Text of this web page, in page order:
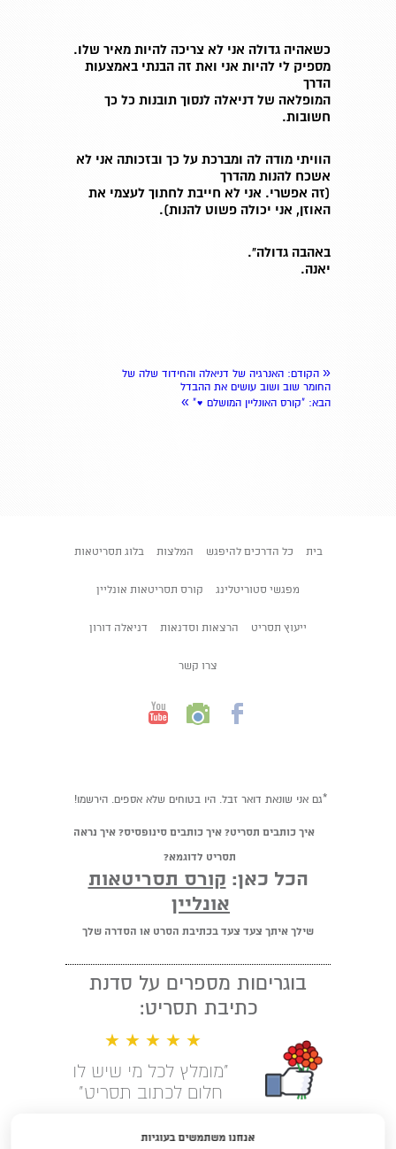
כשאהיה גדולה אני לא צריכה להיות מאיר שלו.
מספיק לי להיות אני ואת זה הבנתי באמצעות
הדרך
המופלאה של דניאלה לנסוך תובנות כל כך
חשובות.
הוויתי מודה לה ומברכת על כך ובזכותה אני לא
אשכח להנות מהדרך
(זה אפשרי. אני לא חייבת לחתוך לעצמי את
האוזן, אני יכולה פשוט להנות).
באהבה גדולה".
יאנה.
« הקודם: האנרגיה של דניאלה והחידוד שלה של
החומר שוב ושוב עושים את ההבדל
הבא: "קורס האונליין המושלם ♥" »
בית כל הדרכים להיפגש המלצות בלוג תסריטאות
מפגשי סטוריטלינג קורס תסריטאות אונליין
ייעוץ תסריט הרצאות וסדנאות דניאלה דורון
צרו קשר
*גם אני שונאת דואר זבל. היו בטוחים שלא אספים. הירשמו!
איך כותבים תסריט? איך כותבים סינופסיס? איך נראה
תסריט לדוגמא?
הכל כאן: קורס תסריטאות
אונליין
שילך איתך צעד צעד בכתיבת הסרט או הסדרה שלך
בוגריםות מספרים על סדנת
כתיבת תסריט:
★ ★ ★ ★ ★
"מומלץ לכל מי שיש לו
חלום לכתוב תסריט"
אנחנו משתמשים בעוגיות